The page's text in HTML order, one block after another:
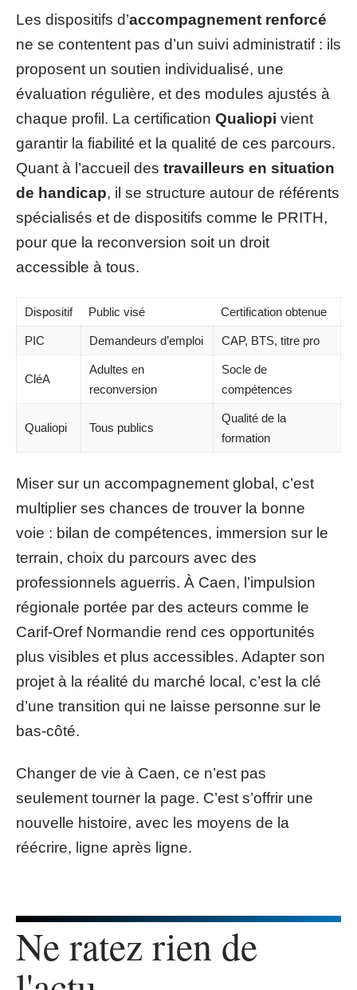
Les dispositifs d’accompagnement renforcé
ne se contentent pas d’un suivi administratif : ils
proposent un soutien individualisé, une
évaluation régulière, et des modules ajustés à
chaque profil. La certification Qualiopi vient
garantir la fiabilité et la qualité de ces parcours.
Quant à l’accueil des travailleurs en situation
de handicap, il se structure autour de référents
spécialisés et de dispositifs comme le PRITH,
pour que la reconversion soit un droit
accessible à tous.
Dispositif Public visé Certification obtenue
PIC Demandeurs d’emploi CAP, BTS, titre pro
CléA
Adultes en
reconversion
Socle de
compétences
Qualiopi Tous publics
Qualité de la
formation
Miser sur un accompagnement global, c’est
multiplier ses chances de trouver la bonne
voie : bilan de compétences, immersion sur le
terrain, choix du parcours avec des
professionnels aguerris. À Caen, l’impulsion
régionale portée par des acteurs comme le
Carif-Oref Normandie rend ces opportunités
plus visibles et plus accessibles. Adapter son
projet à la réalité du marché local, c’est la clé
d’une transition qui ne laisse personne sur le
bas-côté.
Changer de vie à Caen, ce n’est pas
seulement tourner la page. C’est s’offrir une
nouvelle histoire, avec les moyens de la
réécrire, ligne après ligne.
Ne ratez rien de